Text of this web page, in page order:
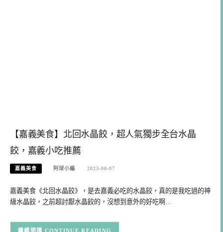
【嘉義美食】北回水晶餃，超人氣獨步全台水晶
餃，嘉義小吃推薦
嘉義美食 阿球小編 2023-08-07
嘉義美食《北回水晶餃》，是去嘉義必吃的水晶餃，真的是我吃過的神
級水晶餃，之前超討厭水晶餃的，沒想到意外的好吃啊…
CONTINUE READING